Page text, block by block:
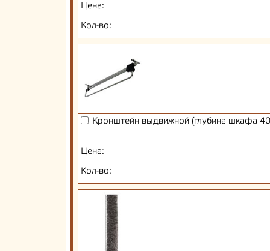
Цена:
Кол-во:
Кронштейн выдвижной (глубина шкафа
Цена:
Кол-во: